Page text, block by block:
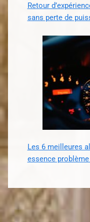
Retour
sans perte de
Les 6 meilleures
essence problème